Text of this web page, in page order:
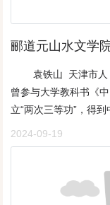
郦道元山水文学
袁铁山 天津市人，
曾参与大学教科书《
立“两次三等功”，得
诗词学会会员，中国
文学研究会会员，香
社总编。中华福苑诗
《福苑杯•中华当代
2024-09-19